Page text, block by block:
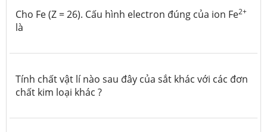
Cho Fe (Z = 26). Cấu hình electron đúng của ion Fe2+
là
Tính chất vật lí nào sau đây của sắt khác với các đơn
chất kim loại khác ?